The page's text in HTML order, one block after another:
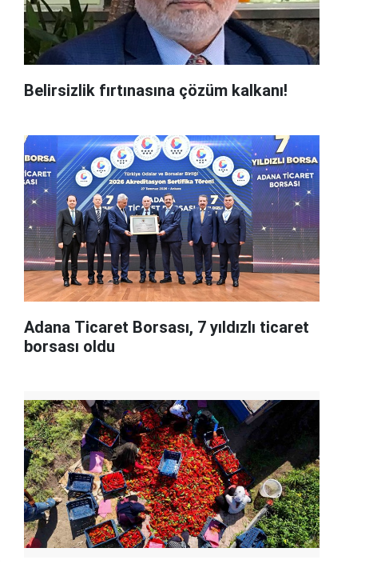
Belirsizlik fırtınasına çözüm kalkanı!
Adana Ticaret Borsası, 7 yıldızlı ticaret
borsası oldu